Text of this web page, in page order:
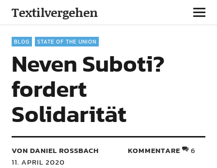
Textilvergehen
BLOG STATE OF THE UNION
Neven Suboti?
fordert
Solidarität
VON DANIEL ROSSBACH
11. APRIL 2020
KOMMENTARE 6